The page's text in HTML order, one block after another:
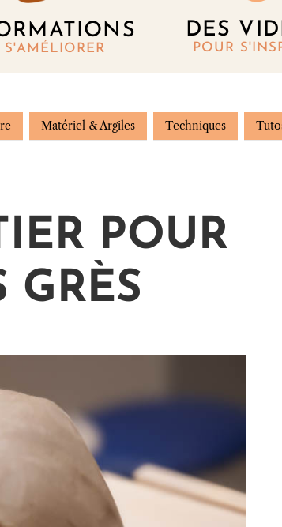
S'AMÉLIORER
DES
POUR
Matériel & Argiles Techniques
POUR
GRÈS